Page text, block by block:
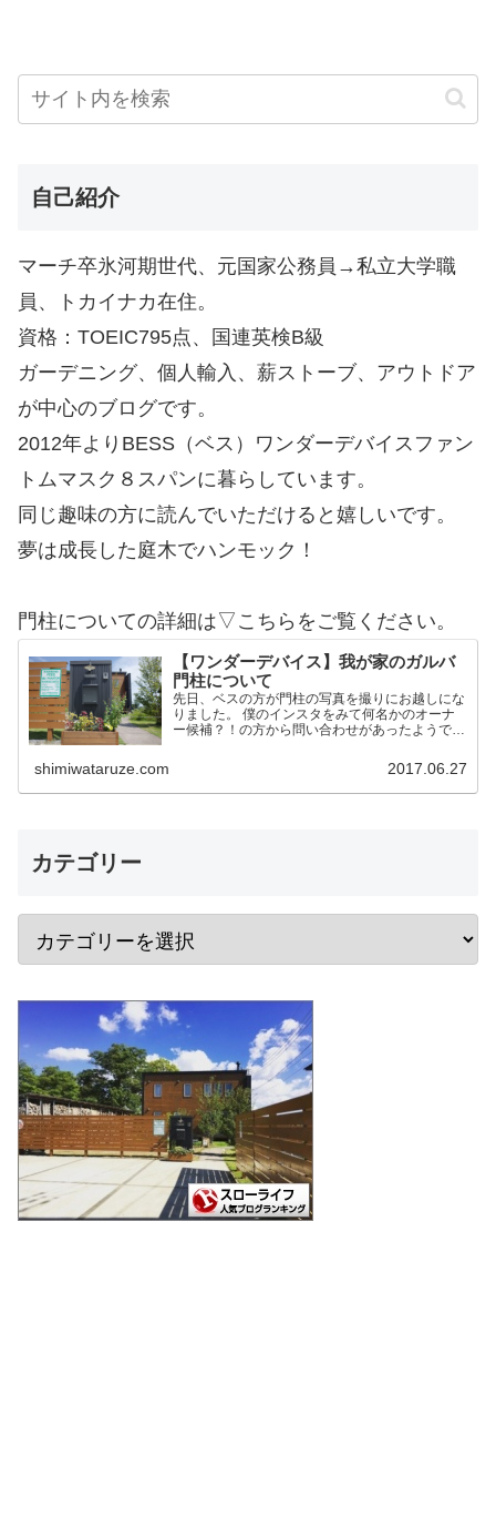
自己紹介
マーチ卒氷河期世代、元国家公務員→私立大学職
員、トカイナカ在住。
資格：TOEIC795点、国連英検B級
ガーデニング、個人輸入、薪ストーブ、アウトドア
が中心のブログです。
2012年よりBESS（ベス）ワンダーデバイスファン
トムマスク８スパンに暮らしています。
同じ趣味の方に読んでいただけると嬉しいです。
夢は成長した庭木でハンモック！
門柱についての詳細は▽こちらをご覧ください。
【ワンダーデバイス】我が家のガルバ
門柱について
先日、ベスの方が門柱の写真を撮りにお越しにな
りました。 僕のインスタをみて何名かのオーナ
ー候補？！の方から問い合わせがあったようで
て詳細を記載しておこうかと思います。 作りは
shimiwataruze.com 2017.06.27
カテゴリー